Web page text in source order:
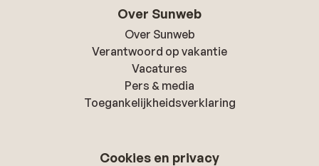
Over Sunweb
Over Sunweb
Verantwoord op vakantie
Vacatures
Pers & media
Toegankelijkheidsverklaring
Cookies en privacy